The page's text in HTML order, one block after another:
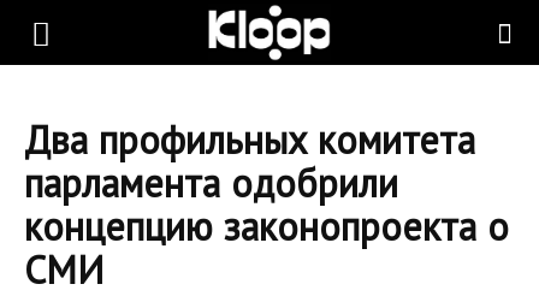
KLOOP.KG
Новости
Два профильных комитета
парламента одобрили
концепцию законопроекта о
СМИ